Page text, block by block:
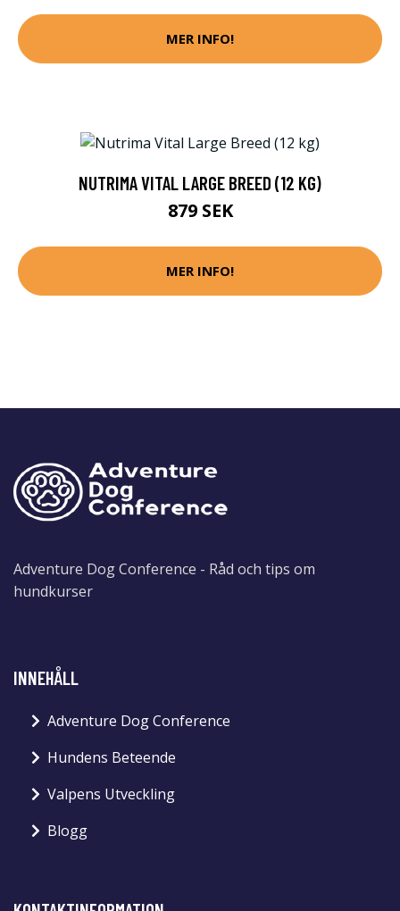
MER INFO!
NUTRIMA VITAL LARGE BREED (12 KG)
879 SEK
MER INFO!
Adventure Dog Conference - Råd och tips om
hundkurser
INNEHÅLL
Adventure Dog Conference
Hundens Beteende
Valpens Utveckling
Blogg